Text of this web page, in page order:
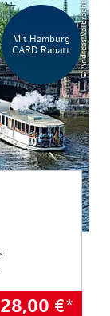
Mit Hamburg
CARD Rabatt
© Andreas Vallbracht
28,00 €*